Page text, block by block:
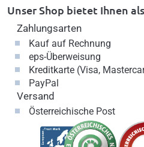
Unser Shop bietet Ihnen
Zahlungsarten
Kauf auf Rechnung
eps-Überweisung
Kreditkarte (Visa,
PayPal
Versand
Österreichische Post